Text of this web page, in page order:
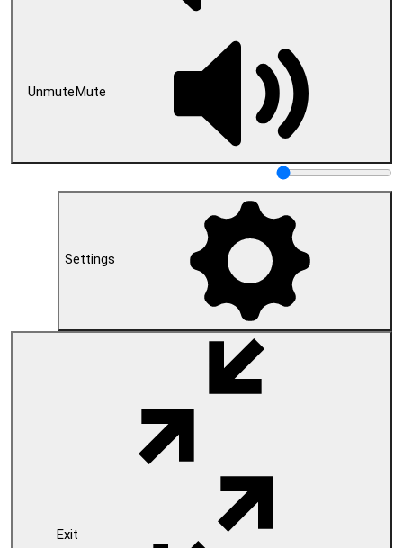
UnmuteMute
Settings
Exit